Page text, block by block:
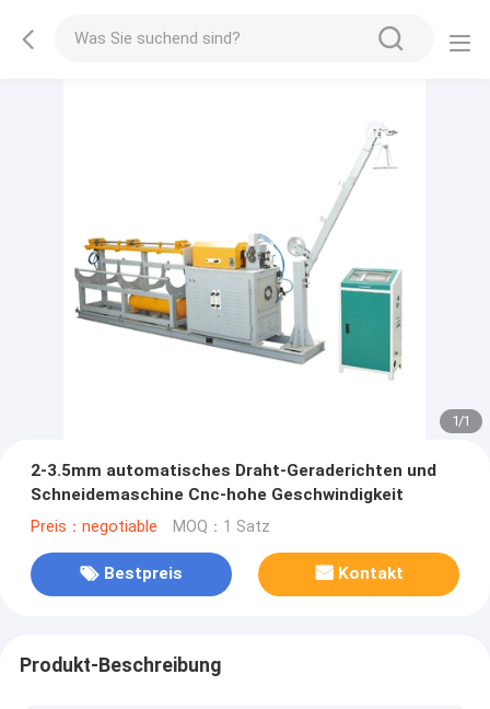
1/1
2-3.5mm automatisches Draht-Geraderichten und
Schneidemaschine Cnc-hohe Geschwindigkeit
Preis：negotiable MOQ：1 Satz
Bestpreis Kontakt
Produkt-Beschreibung